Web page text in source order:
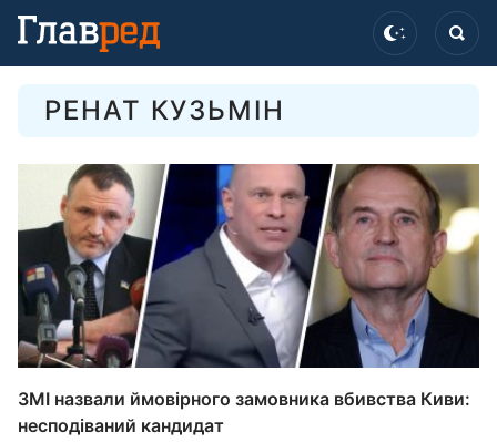
РЕНАТ КУЗЬМІН
ЗМІ назвали ймовірного замовника вбивства Киви:
несподіваний кандидат